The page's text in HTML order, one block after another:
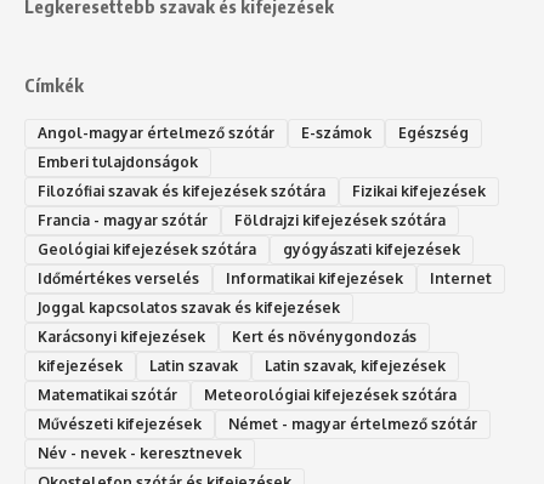
Legkeresettebb szavak és kifejezések
Címkék
Angol-magyar értelmező szótár E-számok
Egészség
Emberi tulajdonságok
Filozófiai szavak és kifejezések szótára
Fizikai kifejezések
Francia - magyar szótár
Földrajzi kifejezések szótára
Geológiai kifejezések szótára
gyógyászati kifejezések
Időmértékes verselés
Informatikai kifejezések
Internet
Joggal kapcsolatos szavak és kifejezések
Karácsonyi kifejezések
Kert és növénygondozás
kifejezések
Latin szavak
Latin szavak, kifejezések
Matematikai szótár
Meteorológiai kifejezések szótára
Művészeti kifejezések
Német - magyar értelmező szótár
Név - nevek - keresztnevek